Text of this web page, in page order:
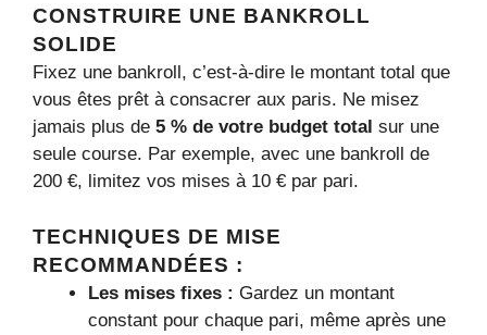
CONSTRUIRE UNE BANKROLL
SOLIDE
Fixez une bankroll, c’est-à-dire le montant total que
vous êtes prêt à consacrer aux paris. Ne misez
jamais plus de 5 % de votre budget total sur une
seule course. Par exemple, avec une bankroll de
200 €, limitez vos mises à 10 € par pari.
TECHNIQUES DE MISE
RECOMMANDÉES :
Les mises fixes : Gardez un montant
constant pour chaque pari, même après une